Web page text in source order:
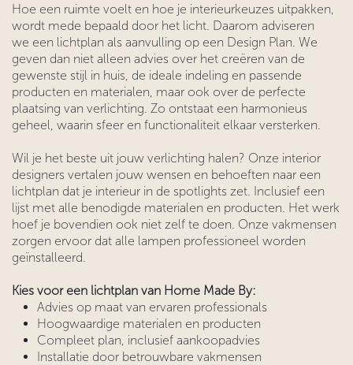
Hoe een ruimte voelt en hoe je interieurkeuzes uitpakken,
wordt mede bepaald door het licht. Daarom adviseren
we een lichtplan als aanvulling op een Design Plan. We
geven dan niet alleen advies over het creëren van de
gewenste stijl in huis, de ideale indeling en passende
producten en materialen, maar ook over de perfecte
plaatsing van verlichting. Zo ontstaat een harmonieus
geheel, waarin sfeer en functionaliteit elkaar versterken.
Wil je het beste uit jouw verlichting halen? Onze interior
designers vertalen jouw wensen en behoeften naar een
lichtplan dat je interieur in de spotlights zet. Inclusief een
lijst met alle benodigde materialen en producten. Het werk
hoef je bovendien ook niet zelf te doen. Onze vakmensen
zorgen ervoor dat alle lampen professioneel worden
geïnstalleerd.
Kies voor een lichtplan van Home Made By:
Advies op maat van ervaren professionals
Hoogwaardige materialen en producten
Compleet plan, inclusief aankoopadvies
Installatie door betrouwbare vakmensen